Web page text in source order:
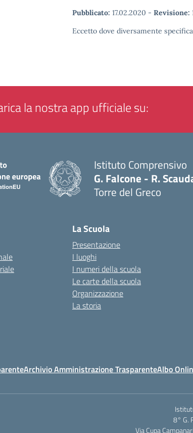
Pubblicato: 17.02.2020 - Revisione:
Eccetto dove diversamente
la nostra app ufficiale su:
Istituto Comprensivo
G. Falcone - R.
Torre del Greco
La Scuola
Presentazione
I luoghi
I numeri della scuola
Le carte della scuola
Organizzazione
La storia
Archivio Amministrazione TrasparenteAlbo
8° G.
Via Cupa